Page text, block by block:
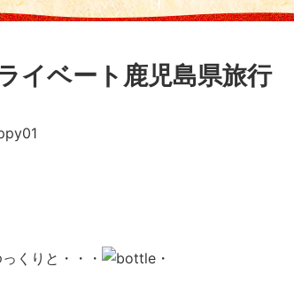
イベート鹿児島県旅行
くりと・・・ ・